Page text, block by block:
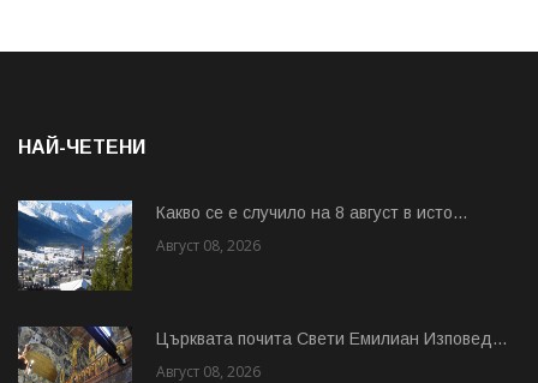
НАЙ-ЧЕТЕНИ
Какво се е случило на 8 август в исто...
Август 08, 2026
Църквата почита Свeти Емилиан Изповед...
Август 08, 2026